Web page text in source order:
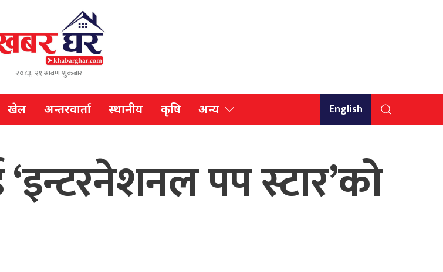
२०८३, २१ श्रावण शुक्रबार
खेल अन्तरवार्ता स्थानीय कृषि अन्य English
पप स्टार’को